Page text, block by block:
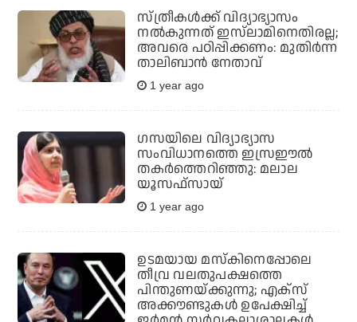
സ്ത്രീകള്‍ക്ക് വിദ്യാഭ്യാസം
നല്‍കുന്നത് ഇസ്‌ലാമിനെതിരല്ല;
അവരെ പഠിപ്പിക്കണം: മുതിര്‍ന്ന
താലിബാന്‍ നേതാവ്
1 year ago
ഗസയിലെ വിദ്യാഭ്യാസ
സംവിധാനത്തെ ഇസ്രഈല്‍
തകര്‍ത്തെറിഞ്ഞു: മലാല
യൂസഫ്‌സായ്
1 year ago
ഉടമയായ മസ്‌കിനെപ്പോലെ
തീവ്ര വലതുപക്ഷത്തെ
പിന്തുണയ്ക്കുന്നു; എക്‌സ്
അക്കൗണ്ടുകള്‍ ഉപേക്ഷിച്ച്